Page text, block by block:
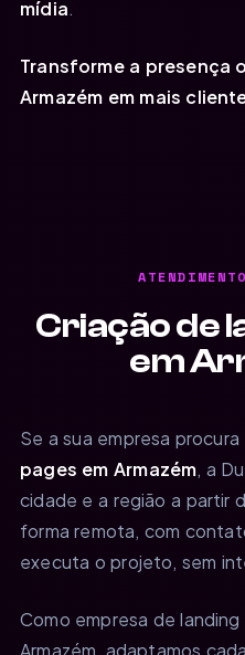
mídia.
Transforme a presença
Armazém em mais
Criação de
em
Se a sua empresa procura
pages em Armazém, a
cidade e a região a partir
forma remota, com
executa o projeto, sem
Como empresa de
Armazém, adaptamos